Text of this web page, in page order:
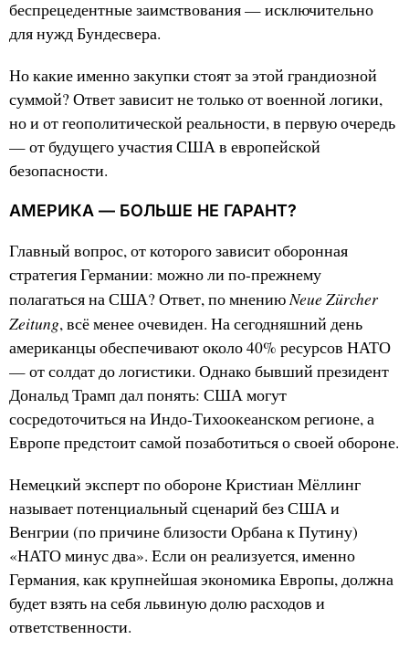
беспрецедентные заимствования — исключительно
для нужд Бундесвера.
Но какие именно закупки стоят за этой грандиозной
суммой? Ответ зависит не только от военной логики,
но и от геополитической реальности, в первую очередь
— от будущего участия США в европейской
безопасности.
АМЕРИКА — БОЛЬШЕ НЕ ГАРАНТ?
Главный вопрос, от которого зависит оборонная
стратегия Германии: можно ли по-прежнему
полагаться на США? Ответ, по мнениюNeue Zürcher
Zeitung, всё менее очевиден. На сегодняшний день
американцы обеспечивают около 40% ресурсов НАТО
— от солдат до логистики. Однако бывший президент
Дональд Трамп дал понять: США могут
сосредоточиться на Индо-Тихоокеанском регионе, а
Европе предстоит самой позаботиться о своей обороне.
Немецкий эксперт по обороне Кристиан Мёллинг
называет потенциальный сценарий без США и
Венгрии (по причине близости Орбана к Путину)
«НАТО минус два». Если он реализуется, именно
Германия, как крупнейшая экономика Европы, должна
будет взять на себя львиную долю расходов и
ответственности.